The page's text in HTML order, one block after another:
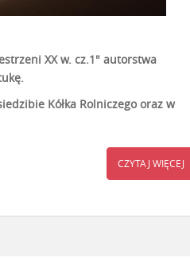
XX w. cz.1″ autorstwa
Kółka Rolniczego oraz w
CZYTAJ WIĘCEJ